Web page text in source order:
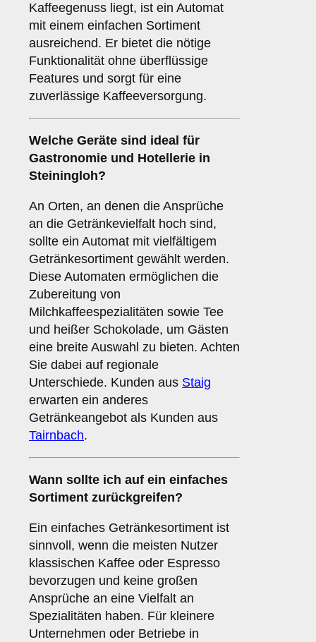
Kaffeegenuss liegt, ist ein Automat
mit einem einfachen Sortiment
ausreichend. Er bietet die nötige
Funktionalität ohne überflüssige
Features und sorgt für eine
zuverlässige Kaffeeversorgung.
Welche Geräte sind ideal für
Gastronomie und Hotellerie in
Steiningloh?
An Orten, an denen die Ansprüche
an die Getränkevielfalt hoch sind,
sollte ein Automat mit vielfältigem
Getränkesortiment gewählt werden.
Diese Automaten ermöglichen die
Zubereitung von
Milchkaffeespezialitäten sowie Tee
und heißer Schokolade, um Gästen
eine breite Auswahl zu bieten. Achten
Sie dabei auf regionale
Unterschiede. Kunden aus Staig
erwarten ein anderes
Getränkeangebot als Kunden aus
Tairnbach.
Wann sollte ich auf ein einfaches
Sortiment zurückgreifen?
Ein einfaches Getränkesortiment ist
sinnvoll, wenn die meisten Nutzer
klassischen Kaffee oder Espresso
bevorzugen und keine großen
Ansprüche an eine Vielfalt an
Spezialitäten haben. Für kleinere
Unternehmen oder Betriebe in